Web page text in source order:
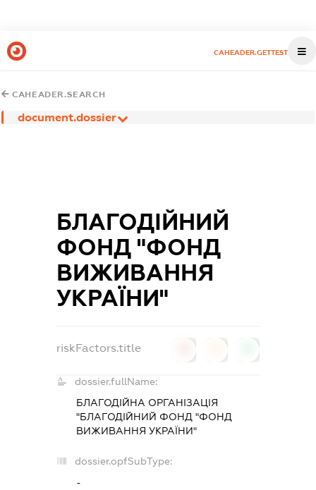
CAHEADER.GETTEST
CAHEADER.SEARCH
document.dossier
БЛАГОДІЙНИЙ
ФОНД "ФОНД
ВИЖИВАННЯ
УКРАЇНИ"
riskFactors.title
dossier.fullName:
БЛАГОДІЙНА ОРГАНІЗАЦІЯ
"БЛАГОДІЙНИЙ ФОНД "ФОНД
ВИЖИВАННЯ УКРАЇНИ"
dossier.opfSubType:
-